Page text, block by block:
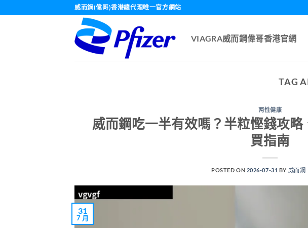
威而鋼(偉哥)香港總代理唯一官方網站
VIAGRA威而鋼偉哥香港官網
TAG
两性健康
威而鋼吃一半有效嗎？半粒慳錢攻
買指南
POSTED ON 2026-07-31 BY 威而鋼
31
7 月